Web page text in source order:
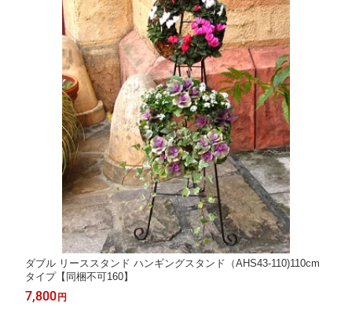
ダブル リーススタンド ハンギングスタンド（AHS43-110)110cm
タイプ【同梱不可160】
7,800円